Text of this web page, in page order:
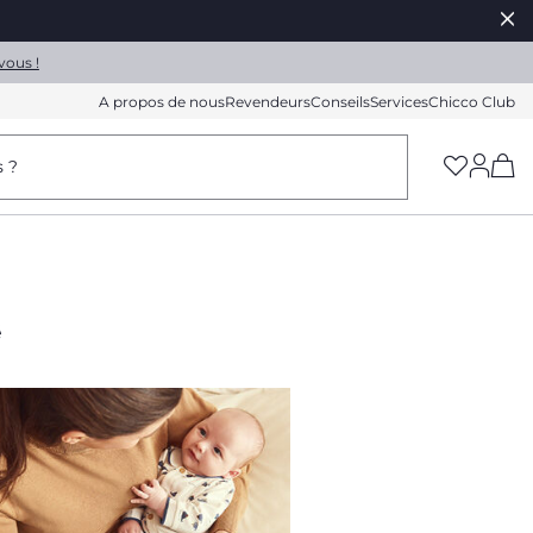
!
A propos de nousRevendeursConseilsServicesChicco Club
?